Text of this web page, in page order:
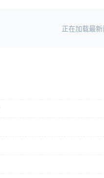
正在加载最新